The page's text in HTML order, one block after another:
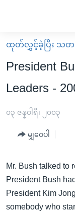
လွယ်ကူ
စေ
သည့်
များ
မူလစာမျက်နှာ
မြန်မာ
ကမ္ဘာ့သတင်းများ
နိုင်ငံတကာ
အစ္စရေး-ပါလက်စတို
ရပ်ဝန်းတခု လမ်း
အင်္ဂလိပ်စာလေ့လာ
အမေရိကန်သုံးအီ
မကြေးမုံရဲ့ အင်္ဂလိပ်
အပတ်စဉ်ကဏ္ဍများ
ရေဒီယို
ရေဒီယိုနှင့်ရုပ်သံ
ထုတ်လွှင့်ခဲ့ပြီး သတင်
President
Leaders -
၀၃ ဇန္နဝါရီ၊ ၂၀၀၃
မျှဝေပါ
Mr. Bush talked to
President Bush
President Kim
somebody who